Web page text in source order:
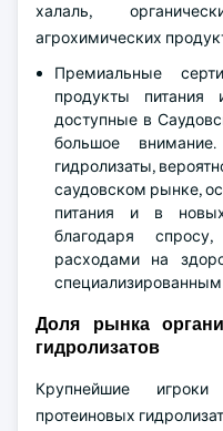
халаль,
агрохимических
Премиальные
продукты питания
доступные в
большое
гидролизаты,
саудовском рынке,
питания и в
благодаря
расходами на
Доля рынка
гидролизатов
Крупнейшие
протеиновых